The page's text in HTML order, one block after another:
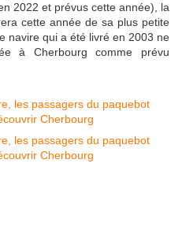
2022 et prévus cette année), la
cette année de sa plus petite
navire qui a été livré en 2003 ne
à Cherbourg comme prévu